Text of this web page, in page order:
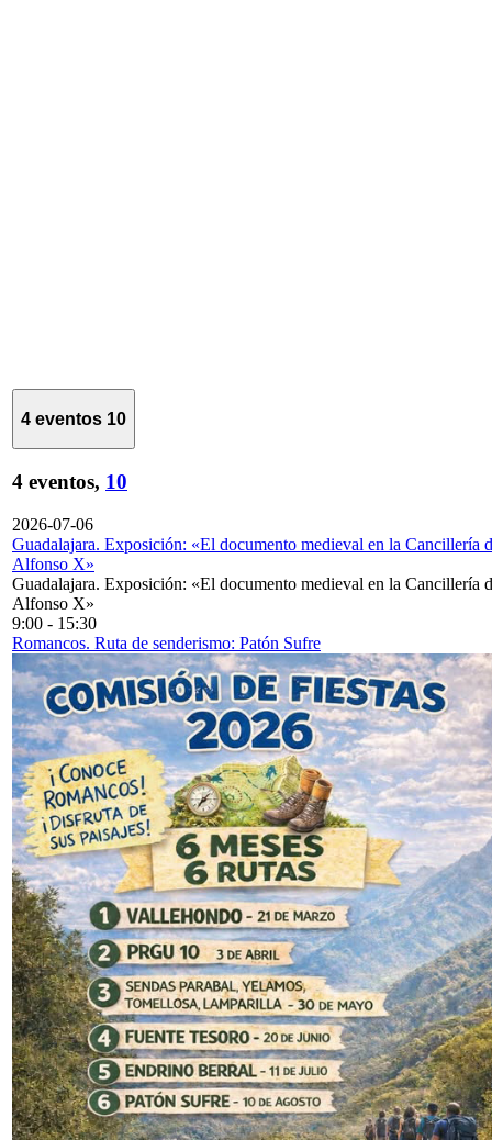
4 eventos 10
4 eventos, 10
2026-07-06
Guadalajara. Exposición: «El documento medieval en la Cancillería
Alfonso X»
Guadalajara. Exposición: «El documento medieval en la Cancillería
Alfonso X»
9:00 - 15:30
Romancos. Ruta de senderismo: Patón Sufre